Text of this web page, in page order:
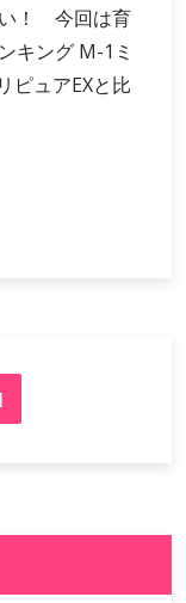
い！ 今回は育
キング M-1ミ
ピュアEXと比